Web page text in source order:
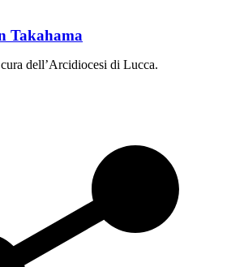
Takahama
dell’Arcidiocesi di Lucca.